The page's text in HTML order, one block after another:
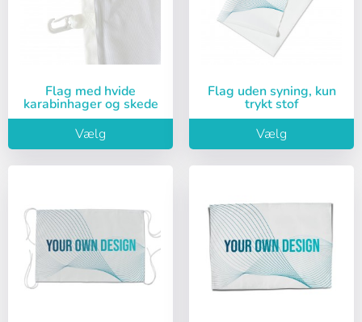
Flag med hvide
karabinhager og skede
Vælg
Flag uden syning, kun
trykt stof
Vælg